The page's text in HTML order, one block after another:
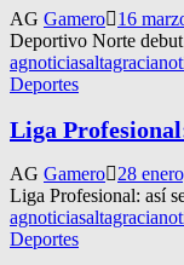
AG Gamero 16
Deportivo Norte
agnoticias
Deportes
Liga
AG Gamero 28
Liga Profesional: así
agnoticias
Deportes